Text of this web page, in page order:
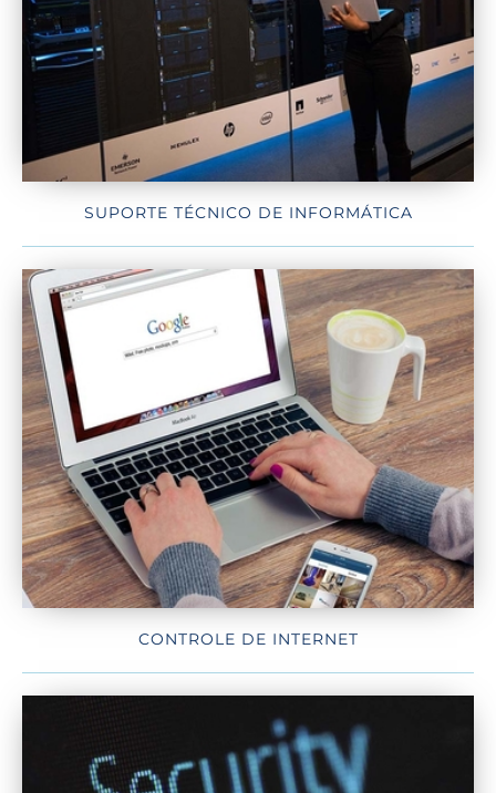
SUPORTE TÉCNICO DE INFORMÁTICA
CONTROLE DE INTERNET